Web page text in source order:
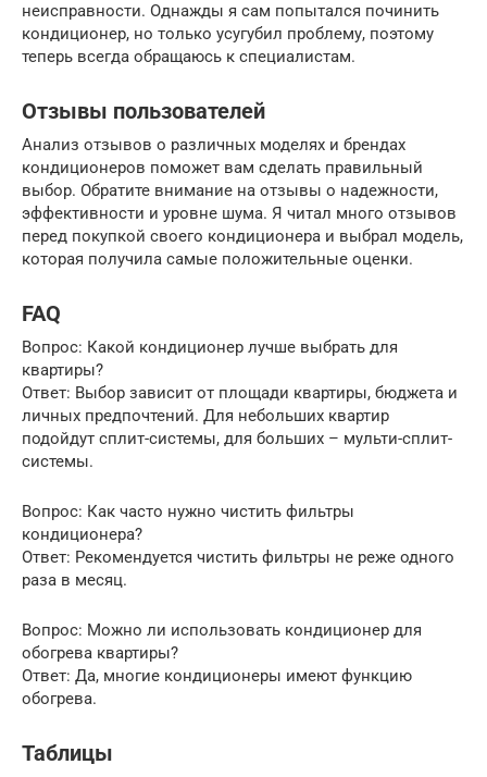
неисправности. Однажды я сам попытался починить
кондиционер, но только усугубил проблему, поэтому
теперь всегда обращаюсь к специалистам.
Отзывы пользователей
Анализ отзывов о различных моделях и брендах
кондиционеров поможет вам сделать правильный
выбор. Обратите внимание на отзывы о надежности,
эффективности и уровне шума. Я читал много отзывов
перед покупкой своего кондиционера и выбрал модель,
которая получила самые положительные оценки.
FAQ
Вопрос: Какой кондиционер лучше выбрать для
квартиры?
Ответ: Выбор зависит от площади квартиры, бюджета и
личных предпочтений. Для небольших квартир
подойдут сплит-системы, для больших – мульти-сплит-
системы.
Вопрос: Как часто нужно чистить фильтры
кондиционера?
Ответ: Рекомендуется чистить фильтры не реже одного
раза в месяц.
Вопрос: Можно ли использовать кондиционер для
обогрева квартиры?
Ответ: Да, многие кондиционеры имеют функцию
обогрева.
Таблицы